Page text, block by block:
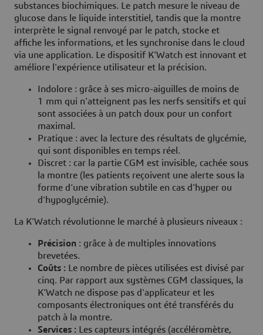
substances biochimiques. Le patch mesure le niveau de
glucose dans le liquide interstitiel, tandis que la montre
interprète le signal renvoyé par le patch, stocke et
affiche les informations, et les synchronise dans le cloud
via une application. Le dispositif K'Watch est innovant et
améliore l'expérience utilisateur et la précision.
Indolore : grâce à ses micro-aiguilles de moins de
1 mm qui n'atteignent pas les nerfs sensitifs et qui
sont associées à un patch doux pour un confort
maximal.
Pratique : avec la lecture des résultats de glycémie,
qui sont disponibles en temps réel.
Discret : car la partie CGM est invisible, cachée sous
la montre (les patients reçoivent une alerte sous la
forme d’une vibration subtile en cas d'hyper ou
d'hypoglycémie).
La K'Watch révolutionne le marché à plusieurs niveaux :
Précision : grâce à de multiples innovations
brevetées.
Coûts : Le nombre de pièces utilisées est divisé par
cinq. Par rapport aux systèmes CGM classiques, la
K'Watch ne dispose pas d'applicateur et les
composants électroniques ont été transférés du
patch à la montre.
Services : Les capteurs intégrés (accéléromètre,